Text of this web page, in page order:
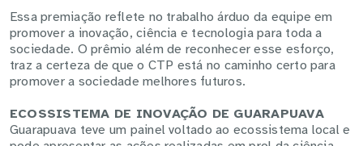
Essa premiação reflete no trabalho árduo da equipe em
promover a inovação, ciência e tecnologia para toda a
sociedade. O prêmio além de reconhecer esse esforço,
traz a certeza de que o CTP está no caminho certo para
promover a sociedade melhores futuros.
ECOSSISTEMA DE INOVAÇÃO DE GUARAPUAVA
Guarapuava teve um painel voltado ao ecossistema local e